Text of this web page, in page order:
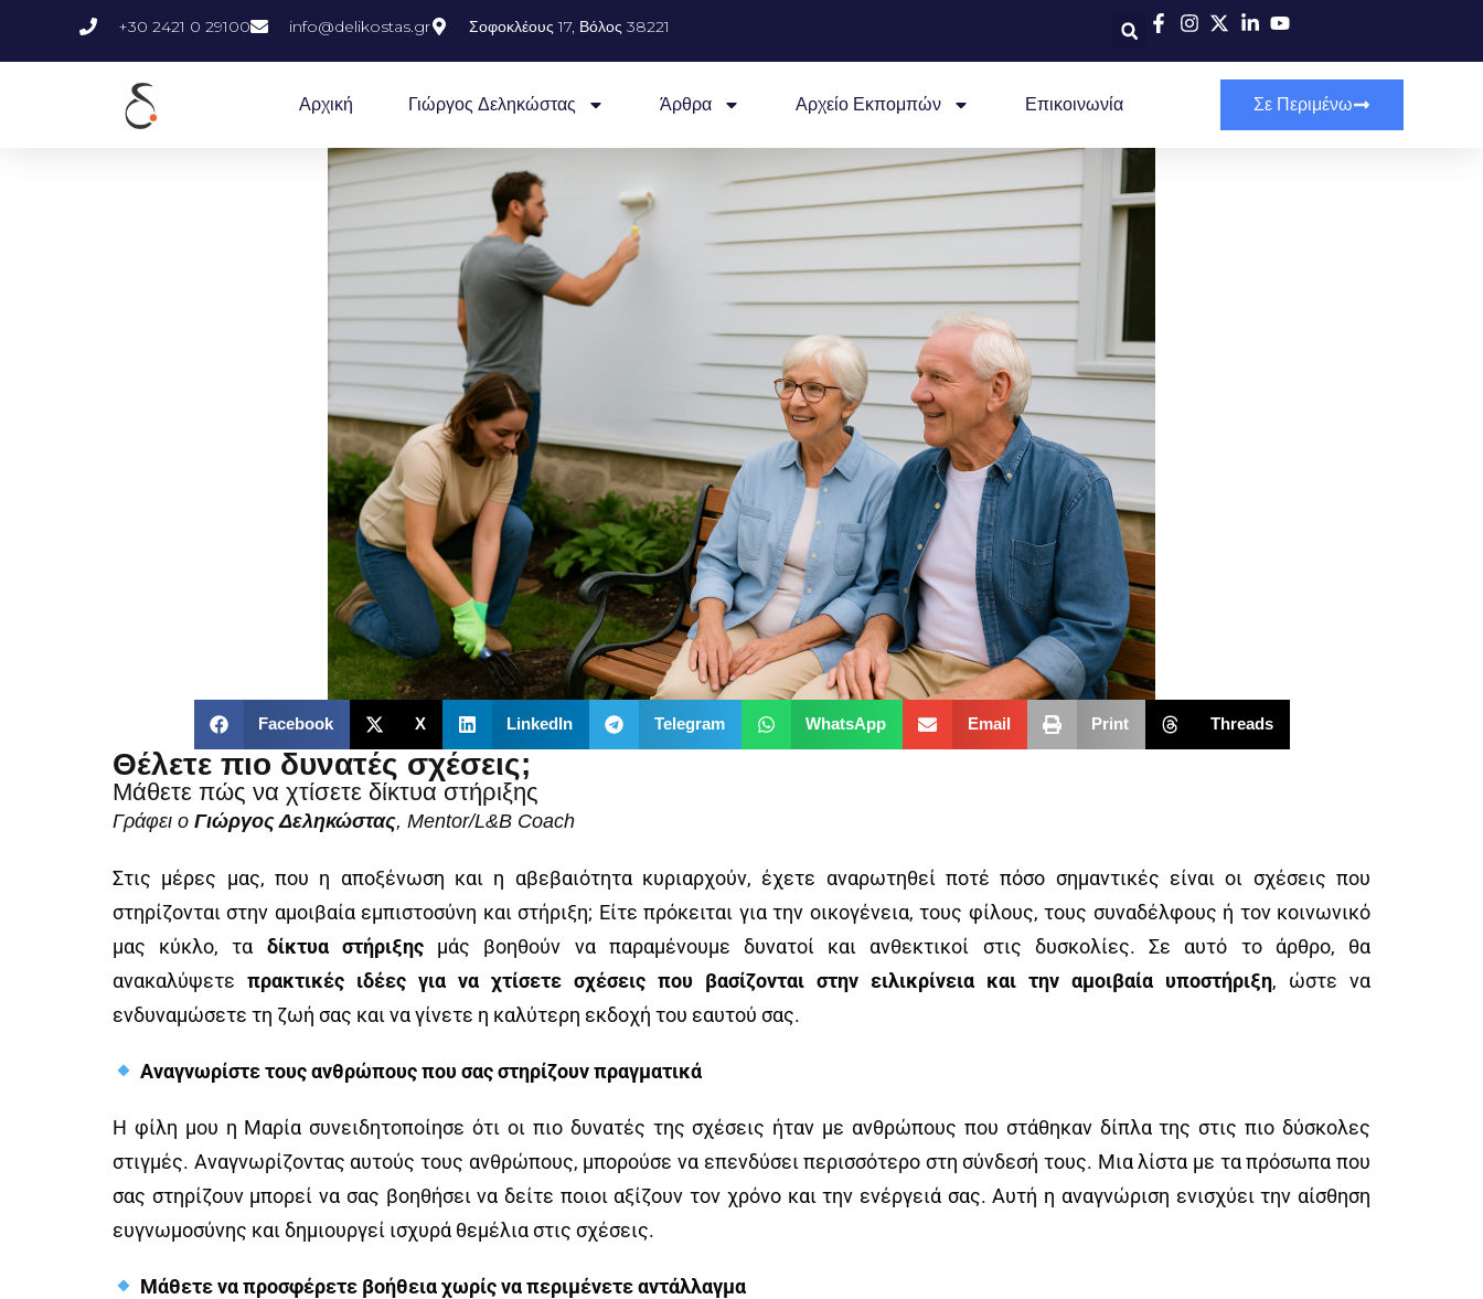
+30 2421 0 29100 info@delikostas.gr Σοφοκλέους 17, Βόλος 38221
Αρχική Γιώργος Δεληκώστας Άρθρα Αρχείο Εκπομπών Επικοινωνία Σε Περιμένω
Facebook X LinkedIn Telegram WhatsApp Email Print Threads
Θέλετε πιο δυνατές σχέσεις;
Μάθετε πώς να χτίσετε δίκτυα στήριξης
Γράφει ο Γιώργος Δεληκώστας, Mentor/L&B Coach
Στις μέρες μας, που η αποξένωση και η αβεβαιότητα κυριαρχούν, έχετε αναρωτηθεί ποτέ πόσο σημαντικές είναι οι σχέσεις που
στηρίζονται στην αμοιβαία εμπιστοσύνη και στήριξη; Είτε πρόκειται για την οικογένεια, τους φίλους, τους συναδέλφους ή τον κοινωνικό
μας κύκλο, τα δίκτυα στήριξηςμάς βοηθούν να παραμένουμε δυνατοί και ανθεκτικοί στις δυσκολίες. Σε αυτό το άρθρο, θα
ανακαλύψετε πρακτικές ιδέες για να χτίσετε σχέσεις που βασίζονται στην ειλικρίνεια και την αμοιβαία υποστήριξη, ώστε να
ενδυναμώσετε τη ζωή σας και να γίνετε η καλύτερη εκδοχή του εαυτού σας.
Αναγνωρίστε τους ανθρώπους που σας στηρίζουν πραγματικά
Η φίλη μου η Μαρία συνειδητοποίησε ότι οι πιο δυνατές της σχέσεις ήταν με ανθρώπους που στάθηκαν δίπλα της στις πιο δύσκολες
στιγμές. Αναγνωρίζοντας αυτούς τους ανθρώπους, μπορούσε να επενδύσει περισσότερο στη σύνδεσή τους. Μια λίστα με τα πρόσωπα που
σας στηρίζουν μπορεί να σας βοηθήσει να δείτε ποιοι αξίζουν τον χρόνο και την ενέργειά σας. Αυτή η αναγνώριση ενισχύει την αίσθηση
ευγνωμοσύνης και δημιουργεί ισχυρά θεμέλια στις σχέσεις.
Μάθετε να προσφέρετε βοήθεια χωρίς να περιμένετε αντάλλαγμα